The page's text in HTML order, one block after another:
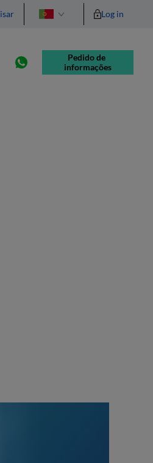
English
Log in
Pedido de
informações